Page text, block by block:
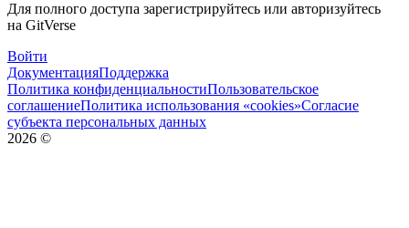
Для полного доступа зарегистрируйтесь или авторизуйтесь
на GitVerse
Войти
ДокументацияПоддержка
Политика конфиденциальностиПользовательское
соглашениеПолитика использования «cookies»Согласие
субъекта персональных данных
2026 ©